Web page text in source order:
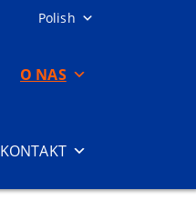
Polish
O NAS
KONTAKT